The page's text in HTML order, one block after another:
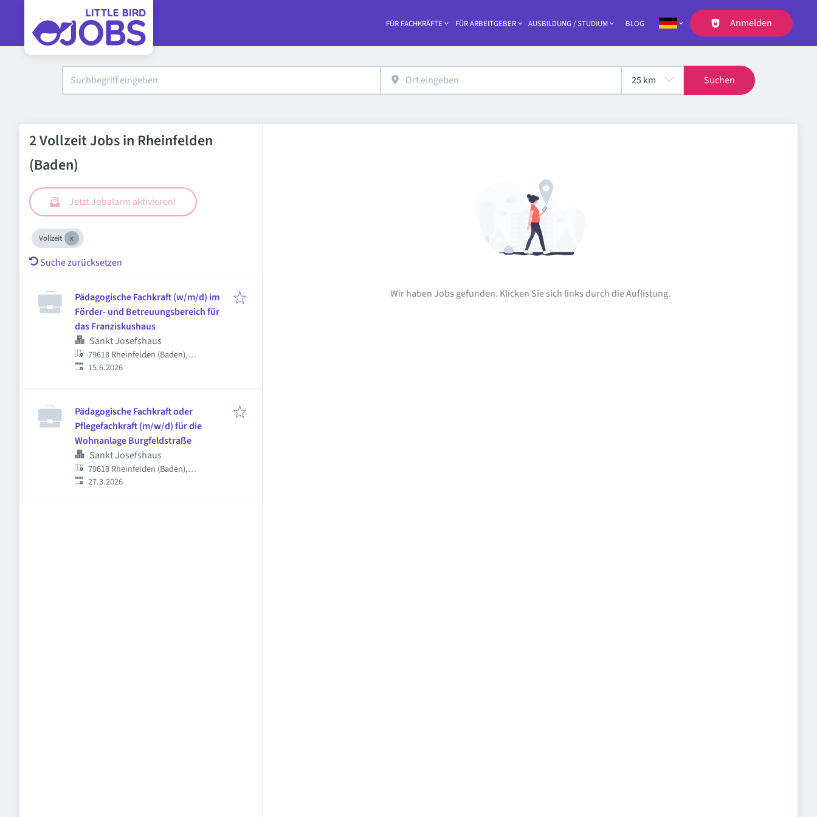
Haupt-Navigation
FÜR FACHKRÄFTE FÜR ARBEITGEBER AUSBILDUNG / STUDIUM BLOG Anmelden
Suchen
2 Vollzeit Jobs in Rheinfelden
(Baden)
Jetzt Jobalarm aktivieren!
Vollzeit
Suche zurücksetzen
Pädagogische Fachkraft (w/m/d) im
Förder- und Betreuungsbereich für
das Franziskushaus
Sankt Josefshaus
79618 Rheinfelden (Baden),
Deutschland
Veröffentlicht
15.6.2026
Pädagogische Fachkraft oder
Pflegefachkraft (m/w/d) für die
Wohnanlage Burgfeldstraße
Sankt Josefshaus
79618 Rheinfelden (Baden),
Deutschland
Veröffentlicht
27.3.2026
Wir haben Jobs gefunden. Klicken Sie sich links durch die Auflistung.